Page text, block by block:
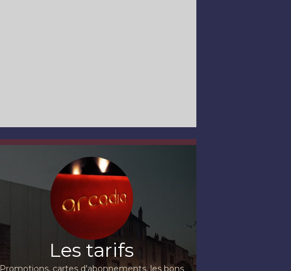
Les tarifs
Promotions, cartes d'abonnements, les bons